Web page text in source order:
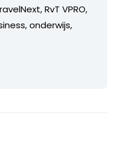
RvT VPRO,
onderwijs,